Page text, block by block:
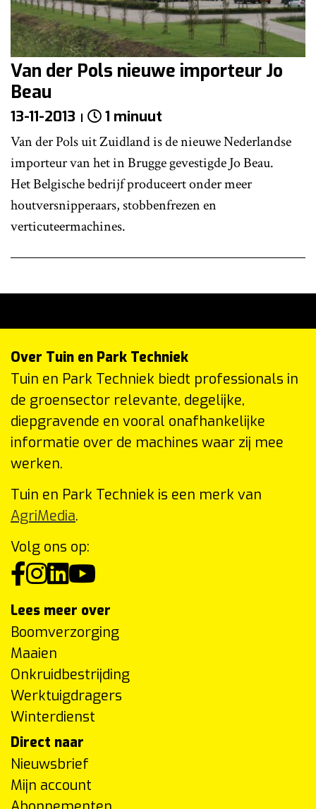
Van der Pols nieuwe importeur Jo
Beau
13-11-2013 1 minuut
Van der Pols uit Zuidland is de nieuwe Nederlandse
importeur van het in Brugge gevestigde Jo Beau.
Het Belgische bedrijf produceert onder meer
houtversnipperaars, stobbenfrezen en
verticuteermachines.
Over Tuin en Park Techniek
Tuin en Park Techniek biedt professionals in
de groensector relevante, degelijke,
diepgravende en vooral onafhankelijke
informatie over de machines waar zij mee
werken.
Tuin en Park Techniek is een merk van
AgriMedia.
Volg ons op:
Lees meer over
Boomverzorging
Maaien
Onkruidbestrijding
Werktuigdragers
Winterdienst
Direct naar
Nieuwsbrief
Mijn account